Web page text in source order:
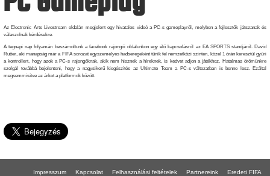
Az Electronic Arts Livestream oldalán megjelent egy hivatalos videó a PC-s gameplayről, melyben a fejlesztők játszanak és
válaszolnak kérdésekre.
A tegnapi nap folyamán beszámoltunk a facebook rajongói oldalunkon egy élő kapcsolásról az EA SPORTS standjáról. David
Rutter, aki manapság már a FIFA sorozat egyszemélyes hadseregeként tűnik fel nemzetközi szinten, közel 1 órán keresztül gyűri
a kontrollert, hogy azok a PC-s rajongóknak, akik nem hisznek a híreknek, is kedvet adjon a játékhoz. Hatalmas örömünkre
szolgál továbbá bejelenteni, hogy a nagysikerű kiegészítés az Ultimate Team a PC-s változatban is benne lesz. Ezáltal
megsemmisítve az árkot a platformok között.
Impresszum Kapcsolat Felhasználási feltételek Partnereink Eredeti FIFA